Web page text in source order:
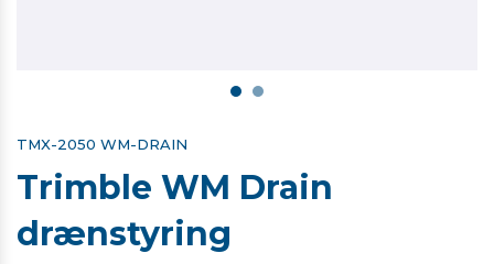
TMX-2050 WM-DRAIN
Trimble WM Drain
drænstyring